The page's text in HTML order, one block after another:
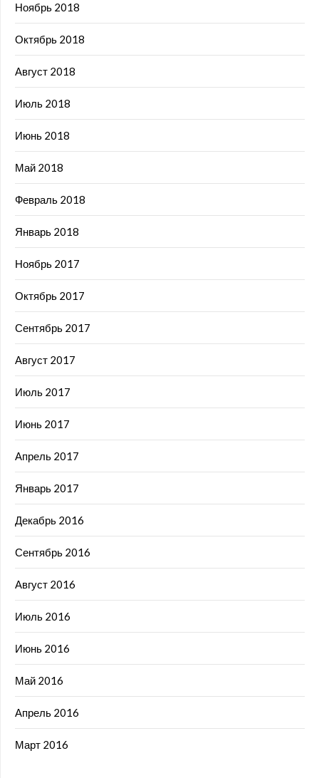
Ноябрь 2018
Октябрь 2018
Август 2018
Июль 2018
Июнь 2018
Май 2018
Февраль 2018
Январь 2018
Ноябрь 2017
Октябрь 2017
Сентябрь 2017
Август 2017
Июль 2017
Июнь 2017
Апрель 2017
Январь 2017
Декабрь 2016
Сентябрь 2016
Август 2016
Июль 2016
Июнь 2016
Май 2016
Апрель 2016
Март 2016